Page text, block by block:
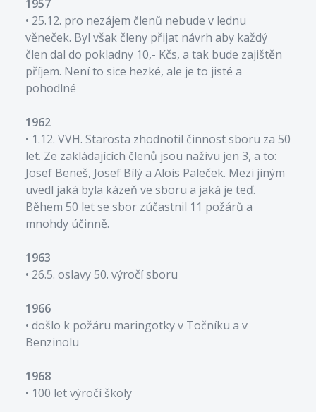
1957
• 25.12. pro nezájem členů nebude v lednu
věneček. Byl však členy přijat návrh aby každý
člen dal do pokladny 10,- Kčs, a tak bude zajištěn
příjem. Není to sice hezké, ale je to jisté a
pohodlné
1962
• 1.12. VVH. Starosta zhodnotil činnost sboru za 50
let. Ze zakládajících členů jsou naživu jen 3, a to:
Josef Beneš, Josef Bílý a Alois Paleček. Mezi jiným
uvedl jaká byla kázeň ve sboru a jaká je teď.
Během 50 let se sbor zúčastnil 11 požárů a
mnohdy účinně.
1963
• 26.5. oslavy 50. výročí sboru
1966
• došlo k požáru maringotky v Točníku a v
Benzinolu
1968
• 100 let výročí školy